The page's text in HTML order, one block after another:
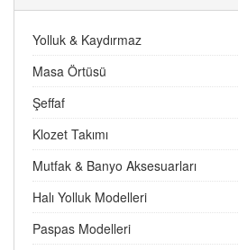
Yolluk & Kaydırmaz
Masa Örtüsü
Şeffaf
Klozet Takımı
Mutfak & Banyo Aksesuarları
Halı Yolluk Modelleri
Paspas Modelleri